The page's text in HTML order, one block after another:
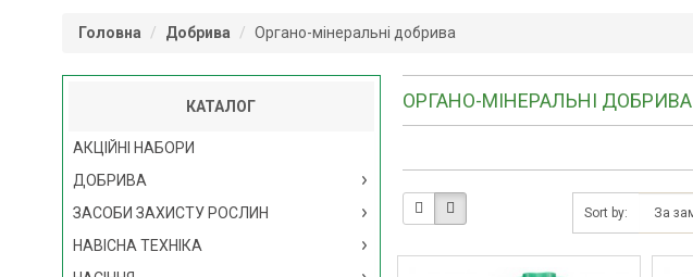
Головна Добрива Органо-мінеральні добрива
КАТАЛОГ
АКЦІЙНІ НАБОРИ
ДОБРИВА
ЗАСОБИ ЗАХИСТУ РОСЛИН
НАВІСНА ТЕХНІКА
ОРГАНО-МІНЕРАЛЬНІ ДОБРИВА
Sort by: